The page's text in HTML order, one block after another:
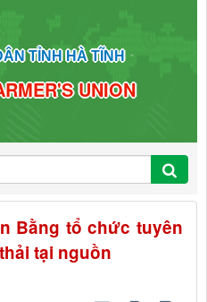
TỈNH HÀ TĨNH
UNION
Bằng tổ chức tuyên
tại nguồn